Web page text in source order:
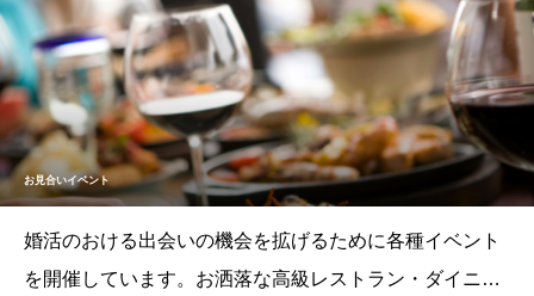
ション料金】１０，０００円（税込）／９０分
お見合いイベント
婚活のおける出会いの機会を拡げるために各種イベント
を開催しています。お洒落な高級レストラン・ダイニン